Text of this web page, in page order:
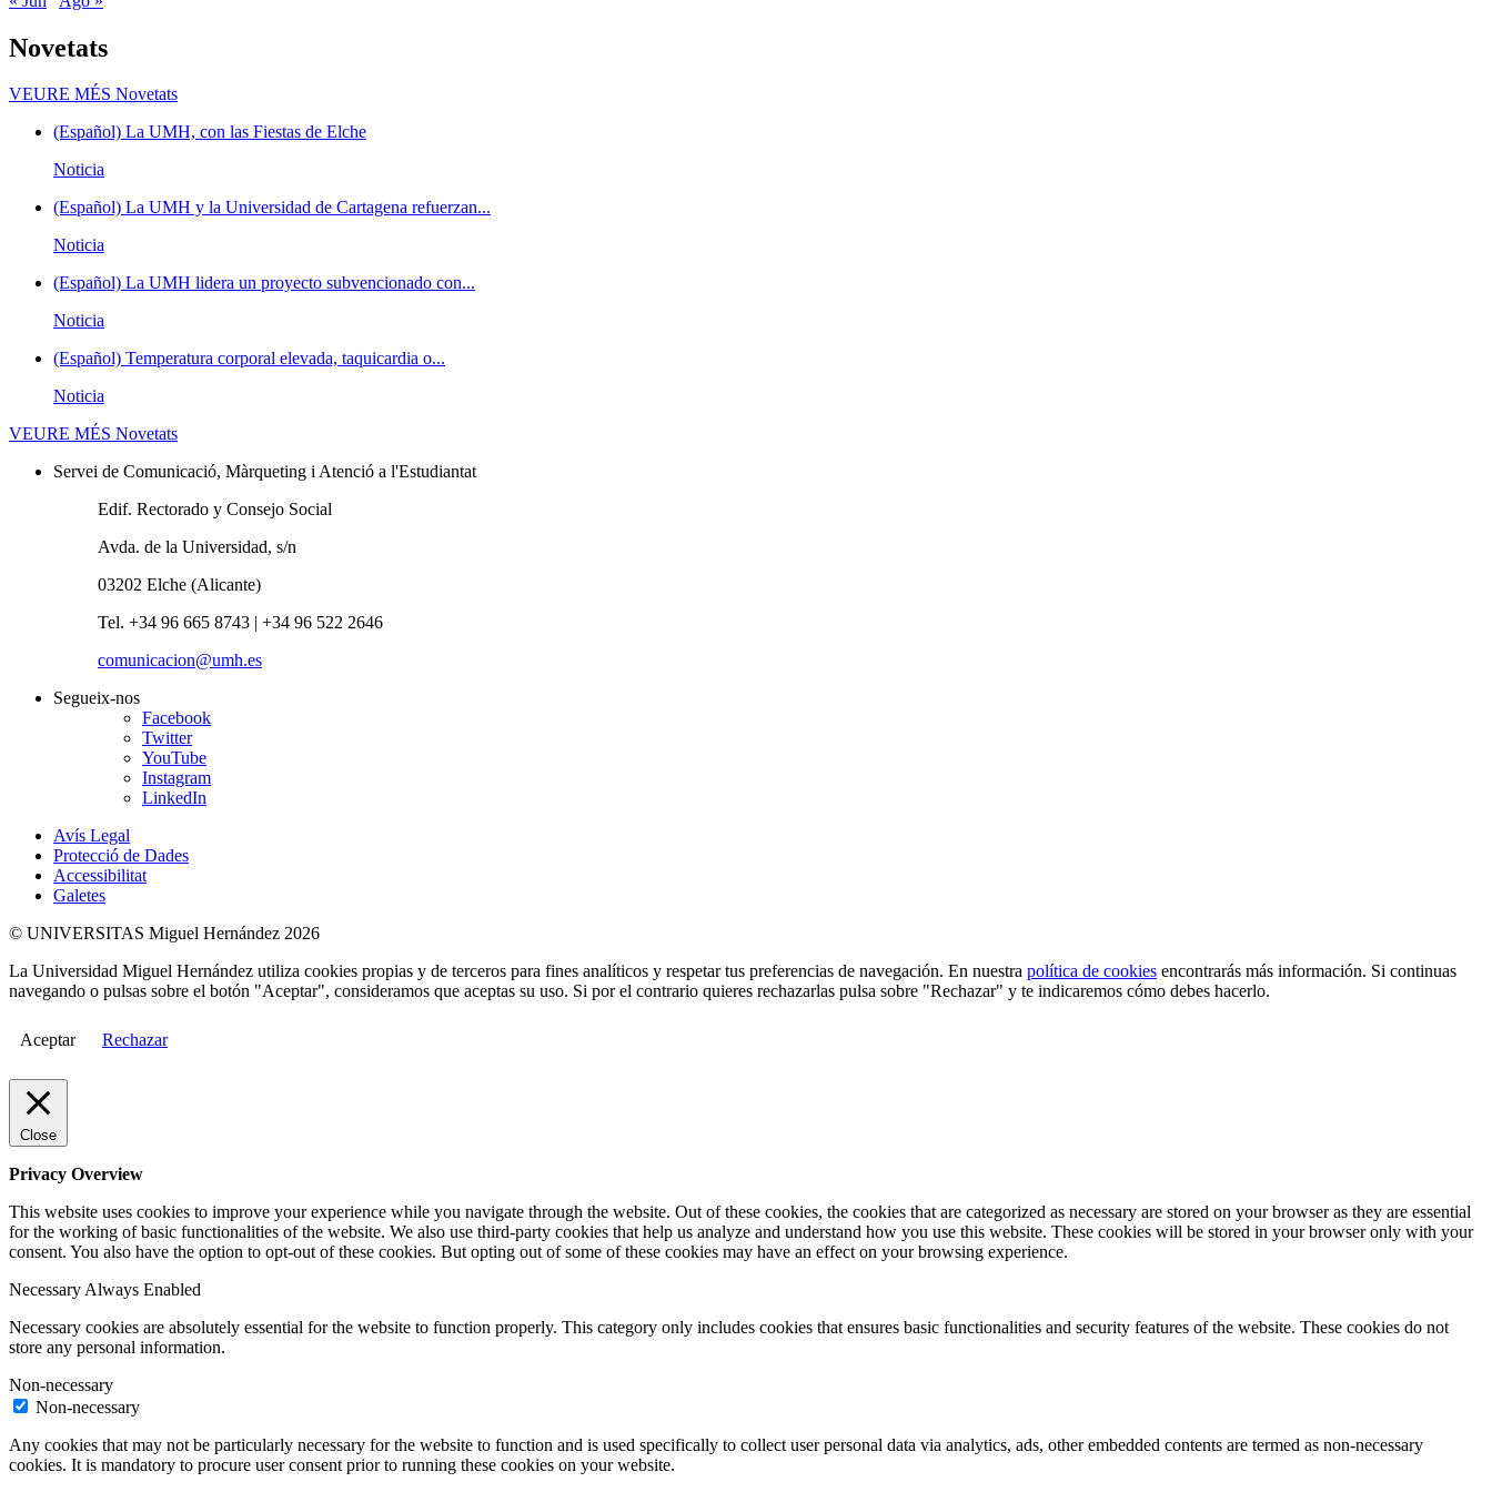
Novetats
VEURE MÉS Novetats
(Español) La UMH, con las Fiestas de Elche
Noticia
(Español) La UMH y la Universidad de Cartagena refuerzan...
Noticia
(Español) La UMH lidera un proyecto subvencionado con...
Noticia
(Español) Temperatura corporal elevada, taquicardia o...
Noticia
VEURE MÉS Novetats
Servei de Comunicació, Màrqueting i Atenció a l'Estudiantat
Edif. Rectorado y Consejo Social
Avda. de la Universidad, s/n
03202 Elche (Alicante)
Tel. +34 96 665 8743 | +34 96 522 2646
comunicacion@umh.es
Segueix-nos
Facebook
Twitter
YouTube
Instagram
LinkedIn
Avís Legal
Protecció de Dades
Accessibilitat
Galetes
© UNIVERSITAS Miguel Hernández 2026
La Universidad Miguel Hernández utiliza cookies propias y de terceros para fines analíticos y respetar tus preferencias de navegación. En nuestra política de cookies encontrarás más información. Si continuas
navegando o pulsas sobre el botón "Aceptar", consideramos que aceptas su uso. Si por el contrario quieres rechazarlas pulsa sobre "Rechazar" y te indicaremos cómo debes hacerlo.
Aceptar Rechazar
Close
Privacy Overview
This website uses cookies to improve your experience while you navigate through the website. Out of these cookies, the cookies that are categorized as necessary are stored on your browser as they are essential
for the working of basic functionalities of the website. We also use third-party cookies that help us analyze and understand how you use this website. These cookies will be stored in your browser only with your
consent. You also have the option to opt-out of these cookies. But opting out of some of these cookies may have an effect on your browsing experience.
NecessaryAlways Enabled
Necessary cookies are absolutely essential for the website to function properly. This category only includes cookies that ensures basic functionalities and security features of the website. These cookies do not
store any personal information.
Non-necessary
Non-necessary
Any cookies that may not be particularly necessary for the website to function and is used specifically to collect user personal data via analytics, ads, other embedded contents are termed as non-necessary
cookies. It is mandatory to procure user consent prior to running these cookies on your website.